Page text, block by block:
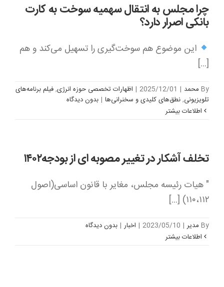
چرا مجلس به انتقال سهمیه سوخت به کارت
بانکی اصرار دارد؟
این موضوع هم سوخت‌گیری را تسهیل می‌کند و هم
[...]
By محمد |
2025/12/01
| اظهارات تخصصی حوزه انرژی,فیلم برنامه‌های
تلویزیونی,نطق‌های کلیدی و سخنرانی‌ها | بدون ديدگاه
اطلاعات بیشتر
تخلف آشکار در تغییر مصوبه ای از بودجه۱۴۰۲
‏" هیات رئیسه مجلس، مغایر با قانون اساسی(اصول
۱۱۰،۱۱۲) [...]
By مدیر |
2023/05/10
| اخبار | بدون ديدگاه
اطلاعات بیشتر